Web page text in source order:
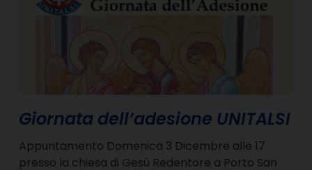
Giornata dell’adesione UNITALSI
Appuntamento Domenica 3 Dicembre alle 17
presso la chiesa di Gesù Redentore a Porto San